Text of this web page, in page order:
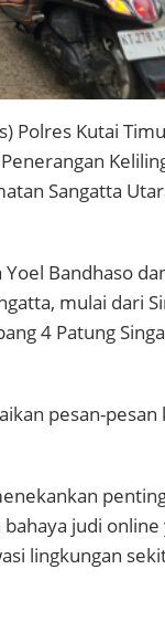
Polres Kutai
Sangatta
Bandhaso
mulai dari
4 Patung
pesan-
judi
lingkungan